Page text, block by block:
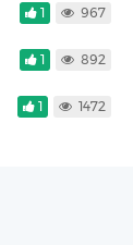
1 967
1 892
1 1472